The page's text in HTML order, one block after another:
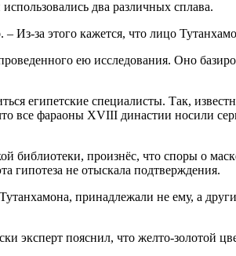
два различных сплава.
за этого кажется, что лицо
ею исследования. Оно
египетские специалисты. Так,
все фараоны XVIII династии носили
библиотеки, произнёс, что споры о
гипотеза не отыскала подтверждения.
принадлежали не ему, а
эксперт пояснил, что желто-золотой